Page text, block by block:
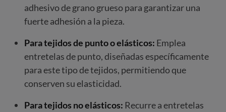
adhesivo de grano grueso para garantizar una
fuerte adhesión a la pieza.
Para tejidos de punto o elásticos: Emplea
entretelas de punto, diseñadas específicamente
para este tipo de tejidos, permitiendo que
conserven su elasticidad.
Para tejidos no elásticos: Recurre a entretelas